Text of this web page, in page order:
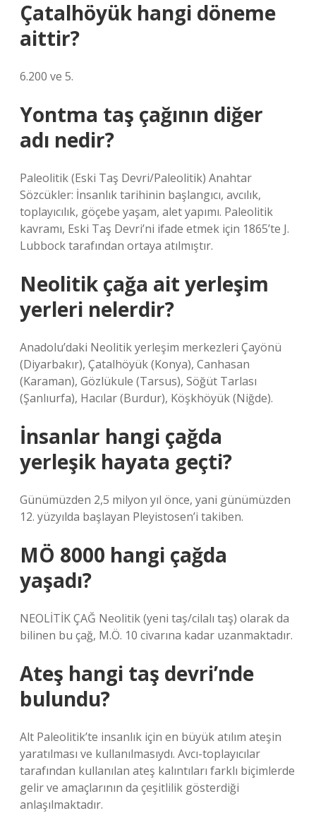
Çatalhöyük hangi döneme
aittir?
6.200 ve 5.
Yontma taş çağının diğer
adı nedir?
Paleolitik (Eski Taş Devri/Paleolitik) Anahtar
Sözcükler: İnsanlık tarihinin başlangıcı, avcılık,
toplayıcılık, göçebe yaşam, alet yapımı. Paleolitik
kavramı, Eski Taş Devri’ni ifade etmek için 1865’te J.
Lubbock tarafından ortaya atılmıştır.
Neolitik çağa ait yerleşim
yerleri nelerdir?
Anadolu’daki Neolitik yerleşim merkezleri Çayönü
(Diyarbakır), Çatalhöyük (Konya), Canhasan
(Karaman), Gözlükule (Tarsus), Söğüt Tarlası
(Şanlıurfa), Hacılar (Burdur), Köşkhöyük (Niğde).
İnsanlar hangi çağda
yerleşik hayata geçti?
Günümüzden 2,5 milyon yıl önce, yani günümüzden
12. yüzyılda başlayan Pleyistosen’i takiben.
MÖ 8000 hangi çağda
yaşadı?
NEOLİTİK ÇAĞ Neolitik (yeni taş/cilalı taş) olarak da
bilinen bu çağ, M.Ö. 10 civarına kadar uzanmaktadır.
Ateş hangi taş devri’nde
bulundu?
Alt Paleolitik’te insanlık için en büyük atılım ateşin
yaratılması ve kullanılmasıydı. Avcı-toplayıcılar
tarafından kullanılan ateş kalıntıları farklı biçimlerde
gelir ve amaçlarının da çeşitlilik gösterdiği
anlaşılmaktadır.